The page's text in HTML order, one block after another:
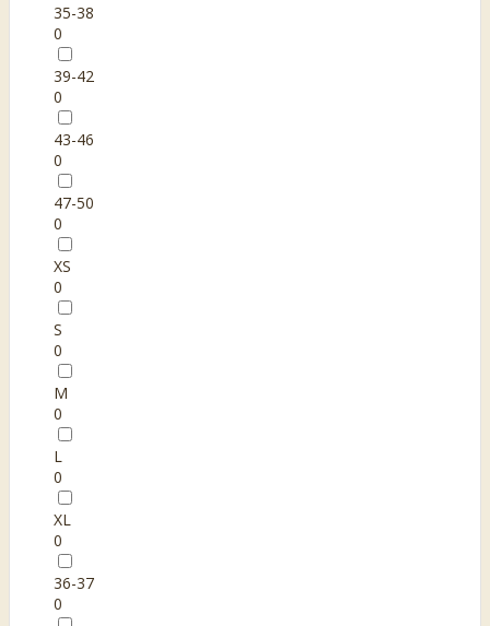
35-38
0
39-42
0
43-46
0
47-50
0
XS
0
S
0
M
0
L
0
XL
0
36-37
0